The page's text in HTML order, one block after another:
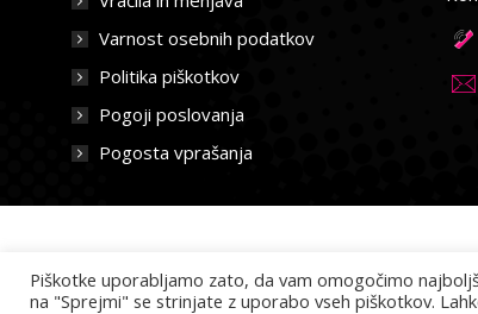
Varnost osebnih podatkov
Politika piškotkov
Pogoji poslovanja
Pogosta vprašanja
Piškotke uporabljamo zato, da vam omogočimo
na "Sprejmi" se strinjate z uporabo vseh piškotkov.